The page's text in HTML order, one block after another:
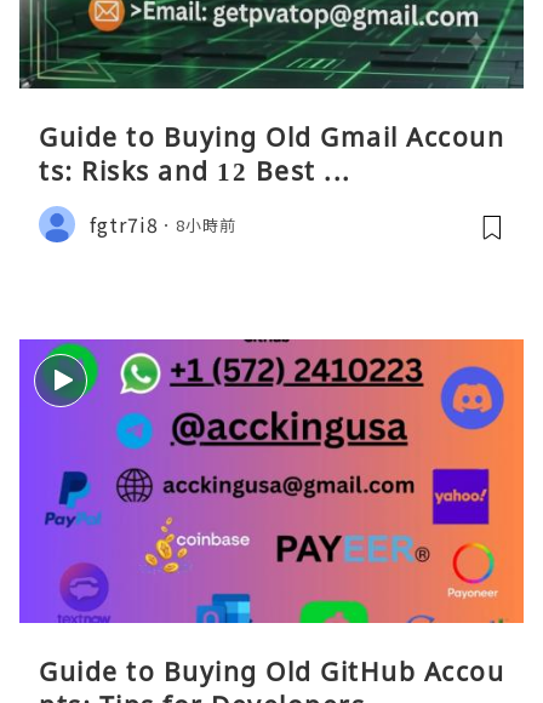
Guide to Buying Old Gmail Accoun
ts: Risks and 12 Best ...
fgtr7i8 8小時前
Guide to Buying Old GitHub Accou